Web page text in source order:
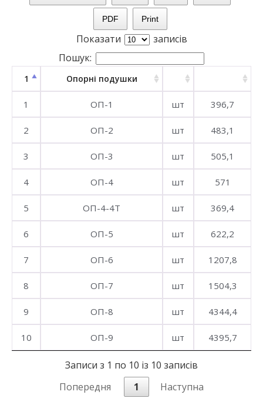
PDF Print
Показати
записів
Пошук:
1 Опорні подушки
1 ОП-1 шт 396,7
2 ОП-2 шт 483,1
3 ОП-3 шт 505,1
4 ОП-4 шт 571
5 ОП-4-4Т шт 369,4
6 ОП-5 шт 622,2
7 ОП-6 шт 1207,8
8 ОП-7 шт 1504,3
9 ОП-8 шт 4344,4
10 ОП-9 шт 4395,7
Записи з 1 по 10 із 10 записів
Попередня
1 Наступна